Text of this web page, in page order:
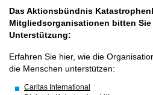
Das Aktionsbündnis
Mitgliedsorganisationen bitten
Unterstützung:
Erfahren Sie hier, wie die
die Menschen unterstützen:
Caritas International